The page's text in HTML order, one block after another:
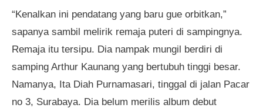
“Kenalkan ini pendatang yang baru gue orbitkan,”
sapanya sambil melirik remaja puteri di sampingnya.
Remaja itu tersipu. Dia nampak mungil berdiri di
samping Arthur Kaunang yang bertubuh tinggi besar.
Namanya, Ita Diah Purnamasari, tinggal di jalan Pacar
no 3, Surabaya. Dia belum merilis album debut